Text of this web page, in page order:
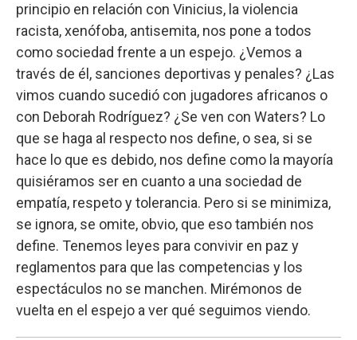
principio en relación con Vinicius, la violencia
racista, xenófoba, antisemita, nos pone a todos
como sociedad frente a un espejo. ¿Vemos a
través de él, sanciones deportivas y penales? ¿Las
vimos cuando sucedió con jugadores africanos o
con Deborah Rodríguez? ¿Se ven con Waters? Lo
que se haga al respecto nos define, o sea, si se
hace lo que es debido, nos define como la mayoría
quisiéramos ser en cuanto a una sociedad de
empatía, respeto y tolerancia. Pero si se minimiza,
se ignora, se omite, obvio, que eso también nos
define. Tenemos leyes para convivir en paz y
reglamentos para que las competencias y los
espectáculos no se manchen. Mirémonos de
vuelta en el espejo a ver qué seguimos viendo.